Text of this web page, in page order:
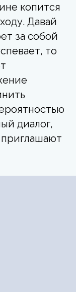
копится
Давай
за собой
то
диалог,